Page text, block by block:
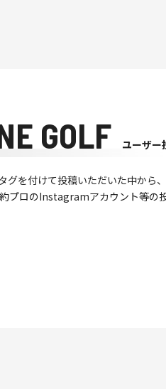
GOLF ユーザー
グを付けて投稿いただいた中から
プロのInstagramアカウント等の